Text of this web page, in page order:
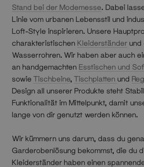
Stand bei der Modemesse . Dabei
Linie vom urbanen Lebensstil und
Loft-Style inspirieren. Unsere
charakteristischen Kleiderständer und
Wasserrohren. Wir haben aber auch
an handgemachten Esstischen und
sowie Tischbeine Tischplatten und
Design all unserer Produkte steht
Funktionalität im Mittelpunkt, damit
lange von dir genutzt werden können.
Wir kümmern uns darum, dass du
Garderobenlösung bekommst, die du
Kleiderständer haben einen